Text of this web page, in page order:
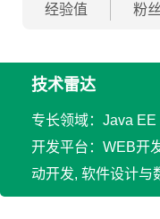
经验值 粉丝
技术雷达
专长领域：Java EE
开发平台：WEB开
动开发, 软件设计与